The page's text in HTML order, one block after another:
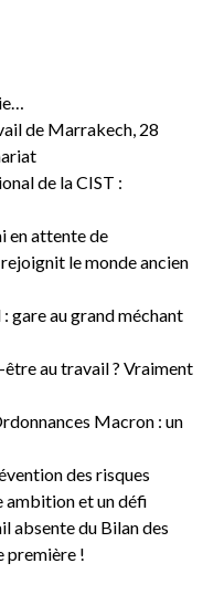
de Marrakech, 28
de la CIST :
en attente de
le monde ancien
gare au grand méchant
au travail ? Vraiment
Macron : un
des risques
ambition et un défi
absente du Bilan des
première !